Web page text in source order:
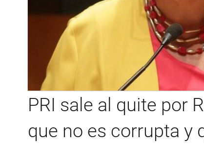
PRI sale al quite por
que no es corrupta y